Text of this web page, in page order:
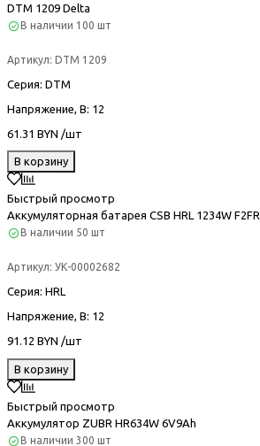
DTM 1209 Delta
В наличии 100 шт
Артикул: DTM 1209
Серия: DTM
Напряжение, В: 12
61.31 BYN /шт
В корзину
Быстрый просмотр
Аккумуляторная батарея CSB HRL 1234W F2FR
В наличии 50 шт
Артикул: УК-00002682
Серия: HRL
Напряжение, В: 12
91.12 BYN /шт
В корзину
Быстрый просмотр
Аккумулятор ZUBR HR634W 6V9Ah
В наличии 300 шт